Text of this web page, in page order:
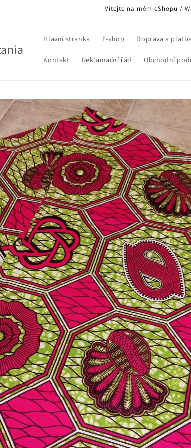
Vítejte na mém eShopu /
Hlavni stranka E-shop Doprava a platba
Kontakt Reklamační řád Obchodní